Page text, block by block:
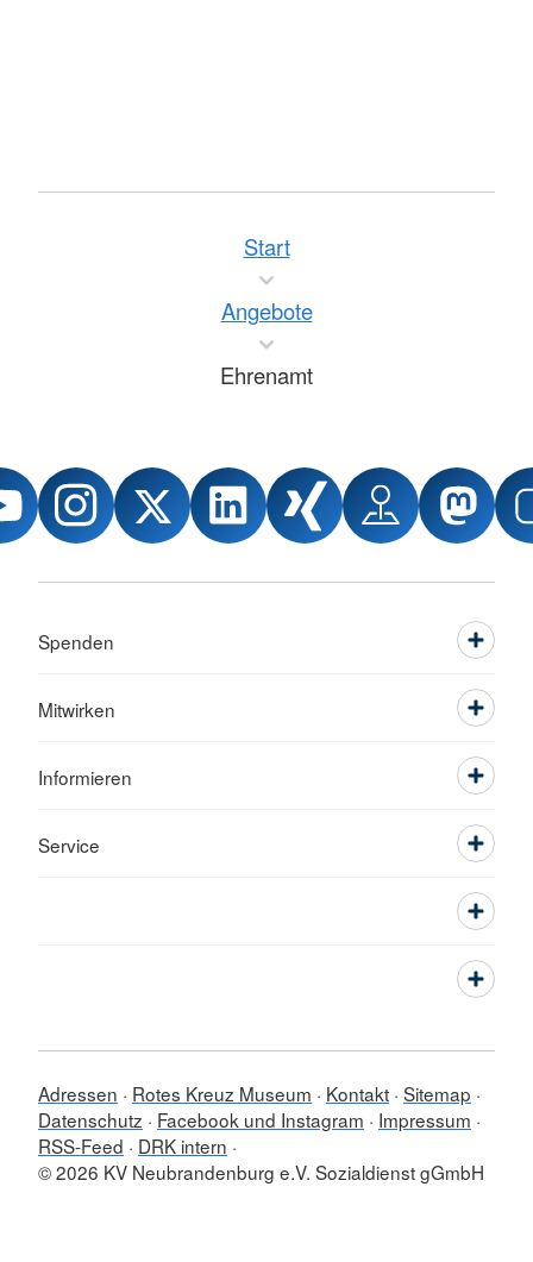
Start
Angebote
Ehrenamt
Spenden
Mitwirken
Informieren
Service
Adressen Rotes Kreuz Museum Kontakt Sitemap
Datenschutz
Facebook und Instagram
Impressum
RSS-Feed
DRK intern
© 2026 KV Neubrandenburg e.V. Sozialdienst gGmbH